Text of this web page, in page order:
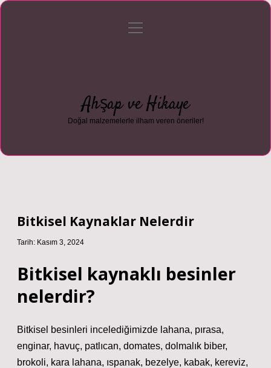
Gizlilik Politikası
menüyü
Ahşap ve Hikaye
Doğal malzemelerle ilham veren öneriler!
Bitkisel Kaynaklar Nelerdir
Tarih: Kasım 3, 2024
Bitkisel kaynaklı besinler
nelerdir?
Bitkisel besinleri incelediğimizde lahana, pırasa,
enginar, havuç, patlıcan, domates, dolmalık biber,
brokoli, kara lahana, ıspanak, bezelye, kabak, kereviz,